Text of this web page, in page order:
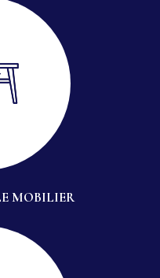
MOBILIER